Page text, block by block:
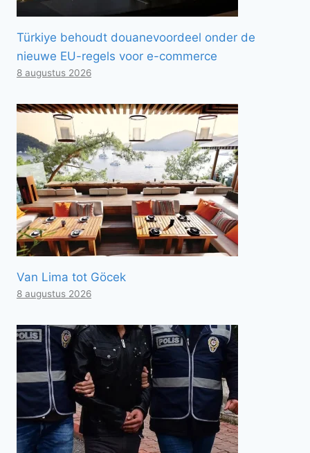
Türkiye behoudt douanevoordeel onder de
nieuwe EU-regels voor e-commerce
8 augustus 2026
Van Lima tot Göcek
8 augustus 2026